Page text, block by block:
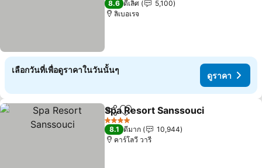
8.6 ดีเลิศ
5,100
ลิเบอเรจ
เลือกวันที่เพื่อดูราคาในวันนั้นๆ
ดูราคา
แชร์ เพิ่มในรายการโปรด
Spa Resort Sanssouci
4 ดาว
8.1 ดีมาก
10,944
คาร์โลวี วารี